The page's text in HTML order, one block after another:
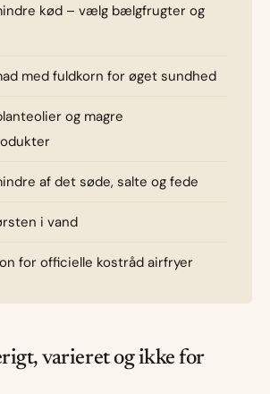
kød – vælg bælgfrugter og
med fuldkorn for øget sundhed
og magre
af det søde, salte og fede
i vand
for officielle kostråd airfryer
varieret og ikke for